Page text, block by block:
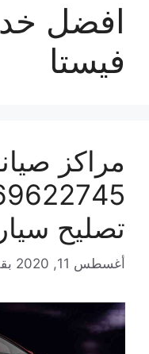
افضل
فيستا
مراكز
تصليح
أغسطس 11, 2020